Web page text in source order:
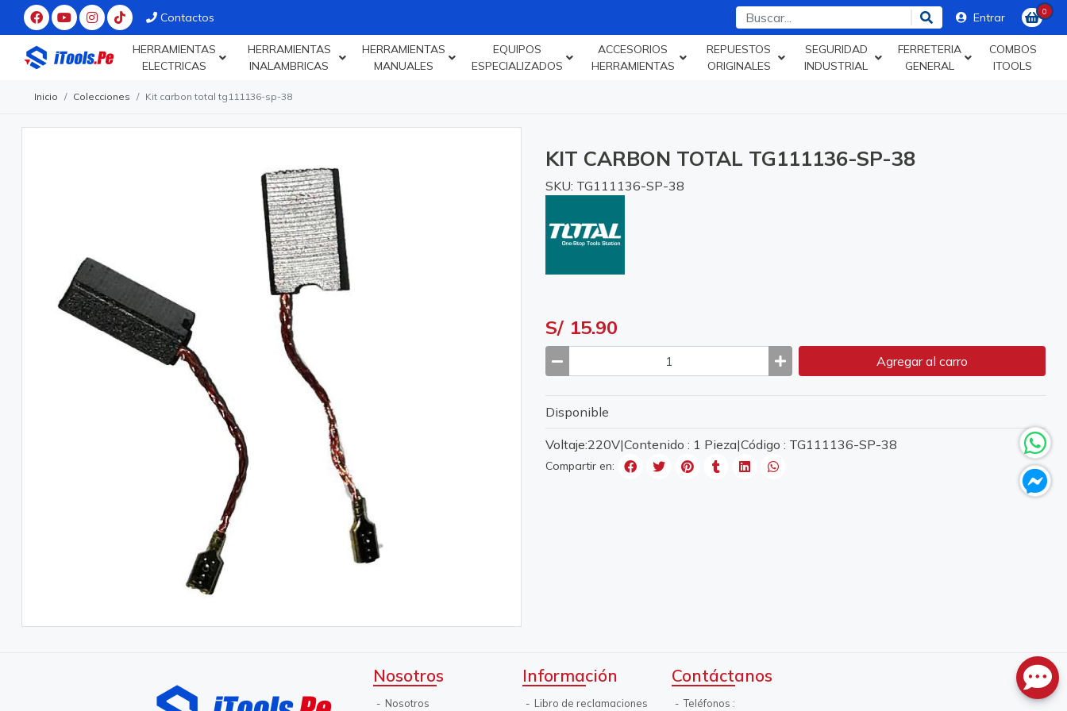
Contactos Entrar 0
HERRAMIENTAS
ELECTRICAS
HERRAMIENTAS
INALAMBRICAS
HERRAMIENTAS
MANUALES
EQUIPOS
ESPECIALIZADOS
ACCESORIOS
HERRAMIENTAS
REPUESTOS
ORIGINALES
SEGURIDAD
INDUSTRIAL
FERRETERIA
GENERAL
COMBOS
ITOOLS
Inicio Colecciones Kit carbon total tg111136-sp-38
KIT CARBON TOTAL TG111136-SP-38
SKU: TG111136-SP-38
S/ 15.90
Agregaral carro
Disponible
Voltaje:220V|Contenido : 1 Pieza|Código : TG111136-SP-38
Compartir en:
Nosotros
Nosotros
Información
Libro de reclamaciones
Contáctanos
Teléfonos